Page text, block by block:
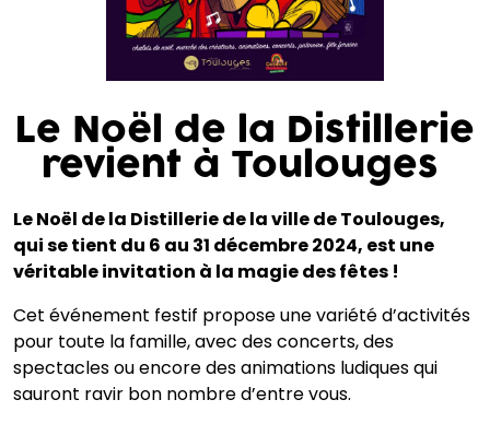
Le Noël de la Distillerie
revient à Toulouges
Le Noël de la Distillerie de la ville de Toulouges,
qui se tient du 6 au 31 décembre 2024, est une
véritable invitation à la magie des fêtes !
Cet événement festif propose une variété d’activités
pour toute la famille, avec des concerts, des
spectacles ou encore des animations ludiques qui
sauront ravir bon nombre d’entre vous.